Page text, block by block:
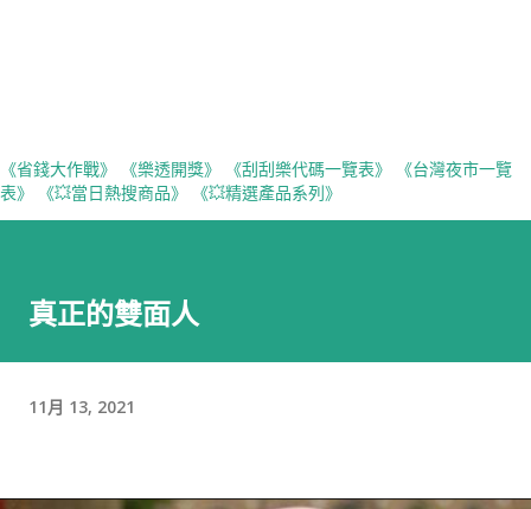
《省錢大作戰》 《樂透開獎》 《刮刮樂代碼一覽表》
《台灣夜市一覽
表》
《💥當日熱搜商品》 《💥精選產品系列》
真正的雙面人
11月 13, 2021